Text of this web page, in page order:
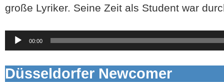
große Lyriker. Seine Zeit als Student war
Audio-
Player
00:00
Düsseldorfer Newcomer